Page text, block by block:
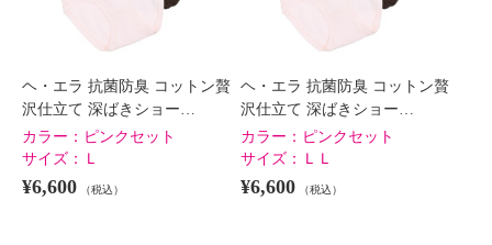
ヘ・エラ 抗菌防臭 コットン贅
沢仕立て 深ばきショー…
カラー： ピンクセット
サイズ：
Ｌ
¥6,600 （税込）
ヘ・エラ 抗菌防臭 コットン贅
沢仕立て 深ばきショー…
カラー： ピンクセット
サイズ：
ＬＬ
¥6,600 （税込）